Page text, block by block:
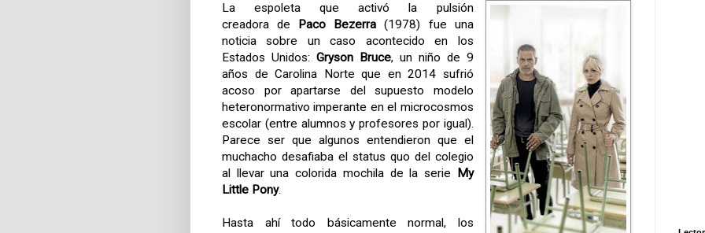
La espoleta que activó la pulsión
creadora de
Paco Bezerra (1978) fue una
noticia sobre un caso acontecido en los
Estados Unidos: Gryson Bruce, un niño de 9
años de Carolina Norte que en 2014 sufrió
acoso por apartarse del supuesto modelo
heteronormativo imperante en el microcosmos
escolar (entre alumnos y profesores por igual).
Parece ser que algunos entendieron que el
muchacho desafiaba el status quo del colegio
al llevar una colorida mochila de la serie
My
Little Pony.
Hasta ahí todo básicamente normal, los